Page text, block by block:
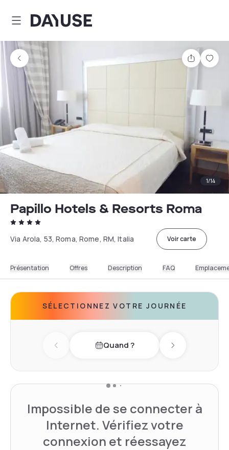
Dayuse
Partager
1/14
Papillo Hotels & Resorts Roma
Via Arola, 53, Roma, Rome, RM, Italia Voir carte
Présentation Offres Description FAQ
SÉLECTIONNEZ VOTRE JOURNÉE
Previous dayQuand ? Next day
Impossible de se connecter à
Internet. Vérifiez votre
connexion et réessayez